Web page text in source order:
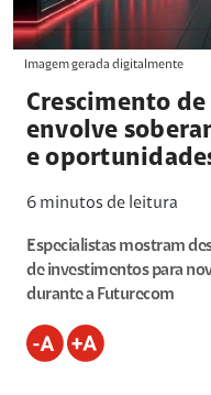
Imagem gerada digitalmente
Crescimento
envolve
e
6 minutos de leitura
Especialistas mostram
de investimentos para
durante a Futurecom